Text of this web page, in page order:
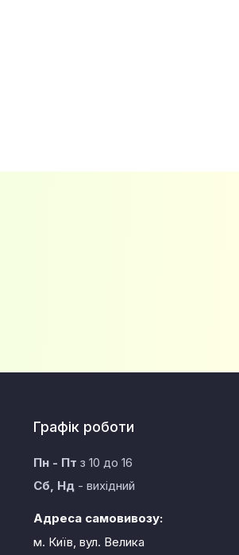
Графік роботи
Пн - Пт з 10 до 16
Сб, Нд- вихідний
Адреса самовивозу:
м. Київ, вул. Велика